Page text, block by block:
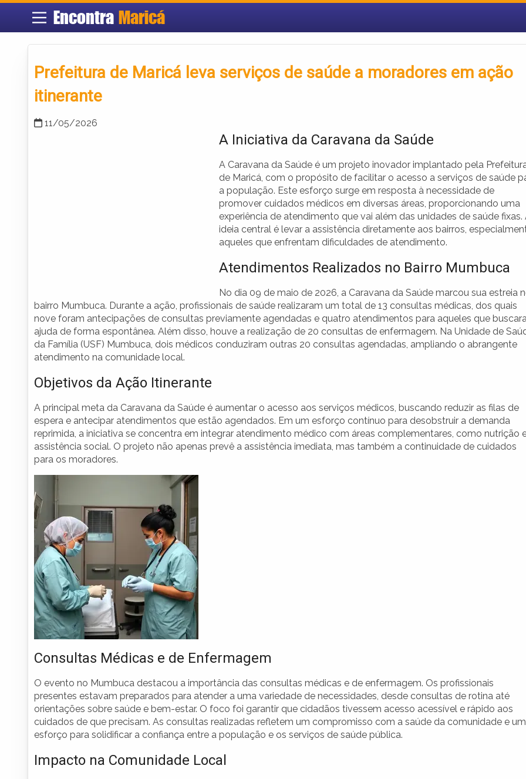
Encontra Maricá
Prefeitura de Maricá leva serviços de saúde a moradores em ação
itinerante
11/05/2026
A Iniciativa da Caravana da Saúde
A Caravana da Saúde é um projeto inovador implantado pela
de Maricá, com o propósito de facilitar o acesso a serviços de saúde
a população. Este esforço surge em resposta à necessidade de
promover cuidados médicos em diversas áreas, proporcionando uma
experiência de atendimento que vai além das unidades de saúde fixas.
ideia central é levar a assistência diretamente aos bairros,
aqueles que enfrentam dificuldades de atendimento.
Atendimentos Realizados no Bairro Mumbuca
No dia 09 de maio de 2026, a Caravana da Saúde marcou sua estreia
bairro Mumbuca. Durante a ação, profissionais de saúde realizaram um total de 13 consultas médicas, dos quais
nove foram antecipações de consultas previamente agendadas e quatro atendimentos para aqueles que
ajuda de forma espontânea. Além disso, houve a realização de 20 consultas de enfermagem. Na Unidade de
da Família (USF) Mumbuca, dois médicos conduziram outras 20 consultas agendadas, ampliando o abrangente
atendimento na comunidade local.
Objetivos da Ação Itinerante
A principal meta da Caravana da Saúde é aumentar o acesso aos serviços médicos, buscando reduzir as filas de
espera e antecipar atendimentos que estão agendados. Em um esforço contínuo para desobstruir a demanda
reprimida, a iniciativa se concentra em integrar atendimento médico com áreas complementares, como nutrição
assistência social. O projeto não apenas prevê a assistência imediata, mas também a continuidade de cuidados
para os moradores.
Consultas Médicas e de Enfermagem
O evento no Mumbuca destacou a importância das consultas médicas e de enfermagem. Os profissionais
presentes estavam preparados para atender a uma variedade de necessidades, desde consultas de rotina até
orientações sobre saúde e bem-estar. O foco foi garantir que cidadãos tivessem acesso acessível e rápido aos
cuidados de que precisam. As consultas realizadas refletem um compromisso com a saúde da comunidade e um
esforço para solidificar a confiança entre a população e os serviços de saúde pública.
Impacto na Comunidade Local